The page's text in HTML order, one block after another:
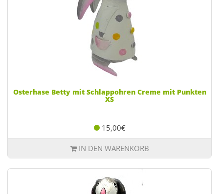
Osterhase Betty mit Schlappohren Creme mit Punkten
XS
15,00€
IN DEN WARENKORB